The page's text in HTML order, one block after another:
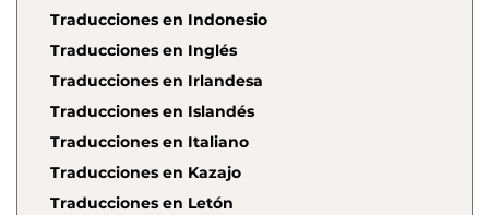
Traducciones en Indonesio
Traducciones en Inglés
Traducciones en Irlandesa
Traducciones en Islandés
Traducciones en Italiano
Traducciones en Kazajo
Traducciones en Letón